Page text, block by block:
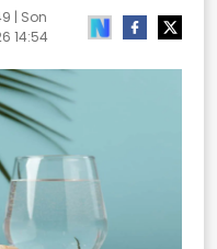
| Son
14:54